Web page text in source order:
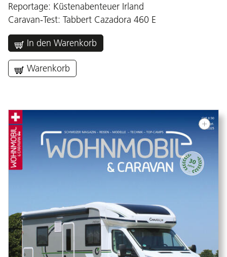
Reportage: Küstenabenteuer Irland
Caravan-Test: Tabbert Cazadora 460 E
In den Warenkorb
Warenkorb